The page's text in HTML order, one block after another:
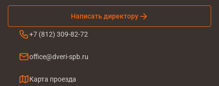
Написать директору
+7 (812) 309-82-72
office@dveri-spb.ru
Карта проезда